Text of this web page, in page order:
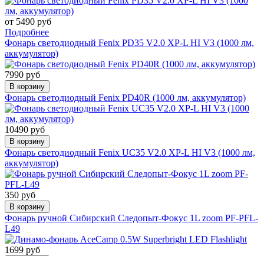
от 5490 руб
Подробнее
Фонарь светодиодный Fenix PD35 V2.0 XP-L HI V3 (1000 лм,
аккумулятор)
7990 руб
В корзину
Фонарь светодиодный Fenix PD40R (1000 лм, аккумулятор)
10490 руб
В корзину
Фонарь светодиодный Fenix UC35 V2.0 XP-L HI V3 (1000 лм,
аккумулятор)
350 руб
В корзину
Фонарь ручной Сибирский Следопыт-Фокус 1L zoom PF-PFL-
L49
1699 руб